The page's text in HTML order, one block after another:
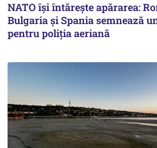
NATO își întărește apărarea:
Bulgaria și Spania semnează
pentru poliția aeriană